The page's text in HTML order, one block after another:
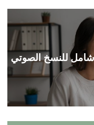
للنسخ الصوتي